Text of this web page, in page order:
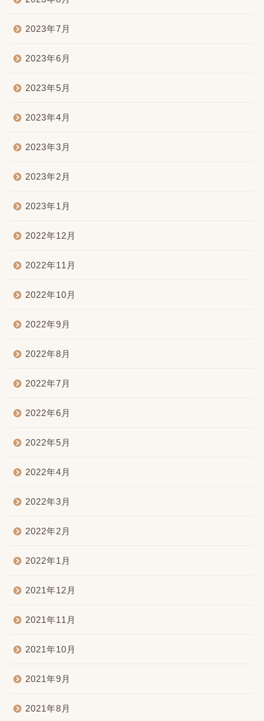
2023年7月
2023年6月
2023年5月
2023年4月
2023年3月
2023年2月
2023年1月
2022年12月
2022年11月
2022年10月
2022年9月
2022年8月
2022年7月
2022年6月
2022年5月
2022年4月
2022年3月
2022年2月
2022年1月
2021年12月
2021年11月
2021年10月
2021年9月
2021年8月